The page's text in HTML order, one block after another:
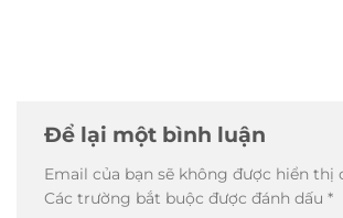
Để lại một bình luận
Email của bạn sẽ không được hiển thị
Các trường bắt buộc được đánh dấu *